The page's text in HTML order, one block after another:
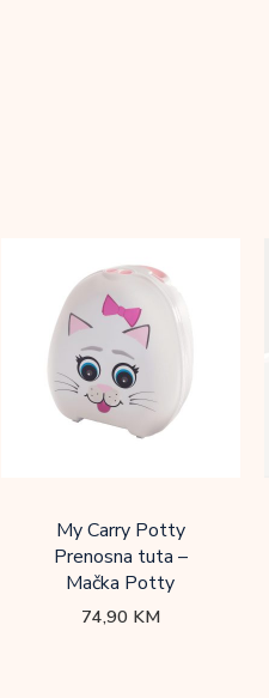
My Carry Potty
Prenosna tuta –
Mačka Potty
74,90 KM